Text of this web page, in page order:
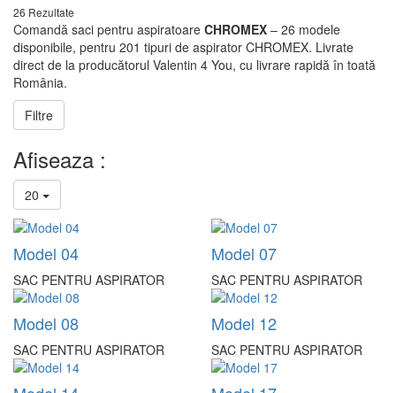
26 Rezultate
Comandă saci pentru aspiratoare CHROMEX – 26 modele
disponibile, pentru 201 tipuri de aspirator CHROMEX. Livrate
direct de la producătorul Valentin 4 You, cu livrare rapidă în toată
România.
Filtre
Afiseaza :
20
Model 04
SAC PENTRU ASPIRATOR
Model 07
SAC PENTRU ASPIRATOR
Model 08
SAC PENTRU ASPIRATOR
Model 12
SAC PENTRU ASPIRATOR